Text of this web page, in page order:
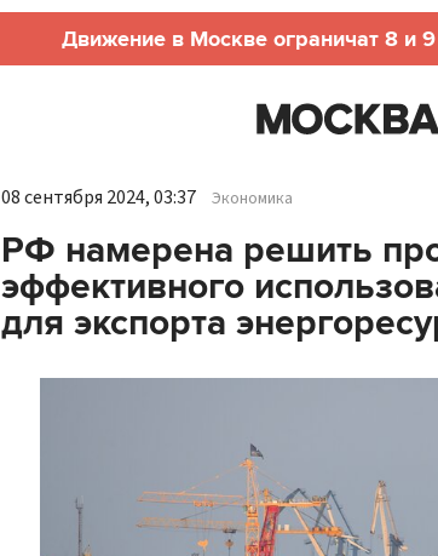
Движение в Москве ограничат 8 и 9
08 сентября 2024, 03:37 Экономика
РФ намерена решить
эффективного
для экспорта